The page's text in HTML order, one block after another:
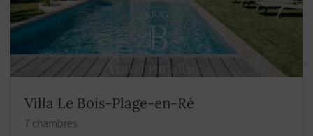
Villa Le Bois-Plage-en-Ré
7 chambres